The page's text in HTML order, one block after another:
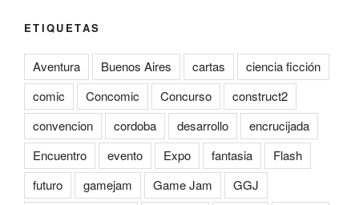
ETIQUETAS
Aventura Buenos Aires cartas
ciencia ficción
comic
Concomic Concurso
construct2
convencion
cordoba desarrollo
encrucijada
Encuentro
evento Expo fantasia
Flash
futuro
gamejam Game Jam
GGJ